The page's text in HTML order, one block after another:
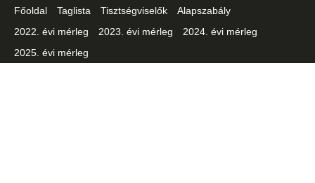
Főoldal Taglista Tisztségviselők
Alapszabály
2022. évi mérleg
2023. évi mérleg
2024. évi mérleg
2025. évi mérleg